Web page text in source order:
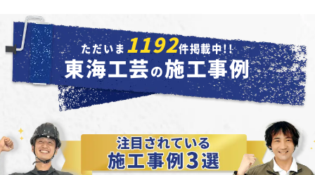
ただいま 1192件掲載中!!
東海工芸 の 施工事例